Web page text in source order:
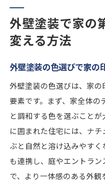
外構工事が暮らしに
エントランスデ
庭造りでプライ
環境に優しい素
生活を便利にす
外構工事の費用
外壁塗装と外構工事
める
外壁塗装で家の
変える方法
外壁塗装の色選びで家の
外壁塗装の色選びは、家
要素です。まず、家全体
と調和する色を選ぶこと
に囲まれた住宅には、ナ
ぶと自然と溶け込みやすく
も連携し、庭やエントラ
で、より一体感のある外